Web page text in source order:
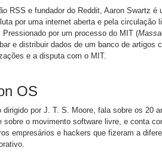
RSS e fundador do Reddit, Aaron Swartz
por uma internet aberta e pela circulação
Pressionado por um processo do MIT (
e distribuir dados de um banco de artigos
e a disputa com o MIT.
OS
dirigido por J. T. S. Moore, fala sobre os 20
sobre o movimento software livre, e conta
empresários e hackers que fizeram a